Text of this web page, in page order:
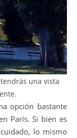
una vista
opción bastante
París. Si bien es
lo mismo